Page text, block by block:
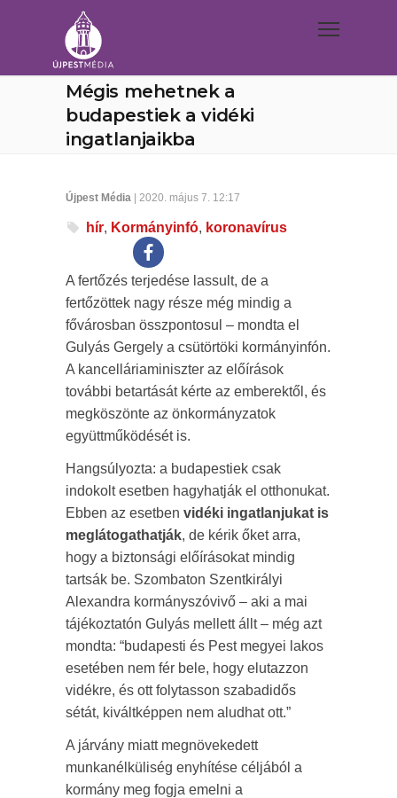
Mégis mehetnek a
budapestiek a vidéki
ingatlanjaikba
Újpest Média | 2020. május 7. 12:17
hír, Kormányinfó, koronavírus
A fertőzés terjedése lassult, de a
fertőzöttek nagy része még mindig a
fővárosban összpontosul – mondta el
Gulyás Gergely a csütörtöki kormányinfón.
A kancelláriaminiszter az előírások
további betartását kérte az emberektől, és
megköszönte az önkormányzatok
együttműködését is.
Hangsúlyozta: a budapestiek csak
indokolt esetben hagyhatják el otthonukat.
Ebben az esetben vidéki ingatlanjukat is
meglátogathatják, de kérik őket arra,
hogy a biztonsági előírásokat mindig
tartsák be. Szombaton Szentkirályi
Alexandra kormányszóvivő – aki a mai
tájékoztatón Gulyás mellett állt – még azt
mondta: “budapesti és Pest megyei lakos
esetében nem fér bele, hogy elutazzon
vidékre, és ott folytasson szabadidős
sétát, kiváltképpen nem aludhat ott.”
A járvány miatt megnövekedett
munkanélküliség enyhítése céljából a
kormány meg fogja emelni a